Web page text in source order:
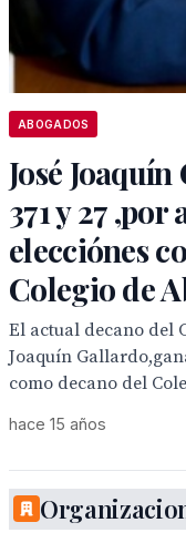
ABOGADOS
José
371 y 27
elecciónes
Colegio de
El actual decano del
Joaquín
como decano del
hace 15 años